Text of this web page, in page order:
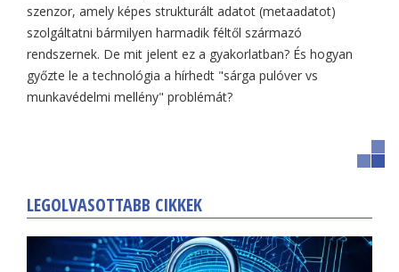
szenzor, amely képes strukturált adatot (metaadatot)
szolgáltatni bármilyen harmadik féltől származó
rendszernek. De mit jelent ez a gyakorlatban? És hogyan
győzte le a technológia a hírhedt "sárga pulóver vs
munkavédelmi mellény" problémát?
LEGOLVASOTTABB CIKKEK